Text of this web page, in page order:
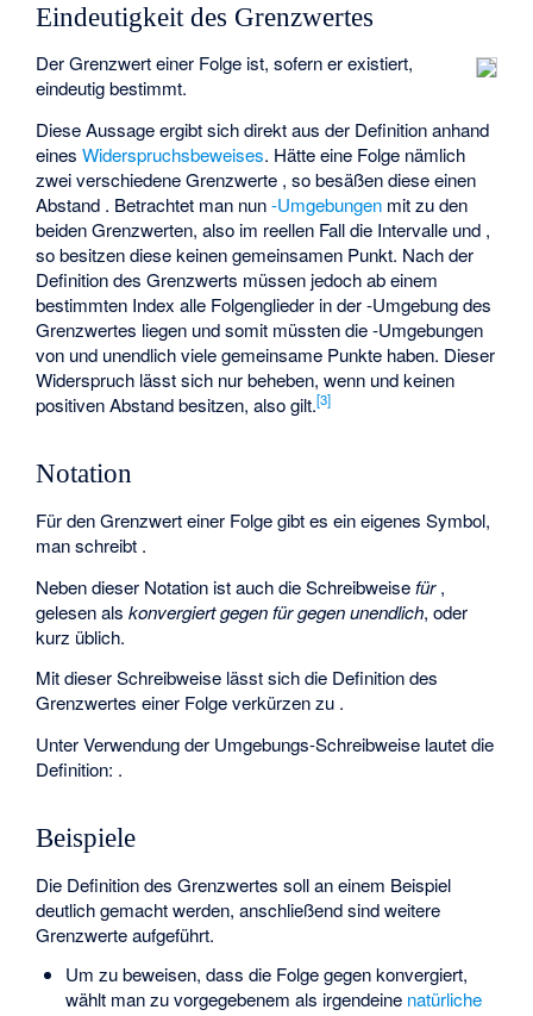
Eindeutigkeit des Grenzwertes
Der Grenzwert einer Folge ist, sofern er existiert,
eindeutig bestimmt.
Diese Aussage ergibt sich direkt aus der Definition anhand
einesWiderspruchsbeweises. Hätte eine Folge nämlich
zwei verschiedene Grenzwerte , so besäßen diese einen
Abstand . Betrachtet man nun-Umgebungen mitzu den
beiden Grenzwerten, also im reellen Fall die Intervalle und ,
so besitzen diese keinen gemeinsamen Punkt. Nach der
Definition des Grenzwerts müssen jedoch ab einem
bestimmten Index alle Folgenglieder in der-Umgebung des
Grenzwertes liegen und somit müssten die-Umgebungen
von und unendlich viele gemeinsame Punkte haben. Dieser
Widerspruch lässt sich nur beheben, wenn undkeinen
positiven Abstand besitzen, alsogilt.[3]
Notation
Für den Grenzwerteiner Folgegibt es ein eigenes Symbol,
man schreibt .
Neben dieser Notation ist auch die Schreibweisefür ,
gelesen alskonvergiert gegenfürgegen unendlich, oder
kurz üblich.
Mit dieser Schreibweise lässt sich die Definition des
Grenzwertes einer Folge verkürzen zu .
Unter Verwendung der Umgebungs-Schreibweise lautet die
Definition: .
Beispiele
Die Definition des Grenzwertes soll an einem Beispiel
deutlich gemacht werden, anschließend sind weitere
Grenzwerte aufgeführt.
Um zu beweisen, dass die Folgegegenkonvergiert,
wählt man zu vorgegebenem als irgendeine natürliche